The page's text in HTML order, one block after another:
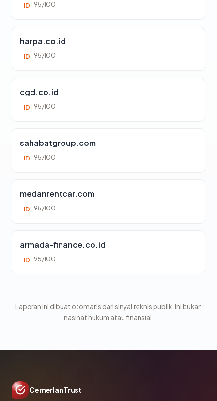
ID 95/100
harpa.co.id
ID 95/100
cgd.co.id
ID 95/100
sahabatgroup.com
ID 95/100
medanrentcar.com
ID 95/100
armada-finance.co.id
ID 95/100
Laporan ini dibuat otomatis dari sinyal teknis publik. Ini bukan
nasihat hukum atau finansial.
CemerlanTrust